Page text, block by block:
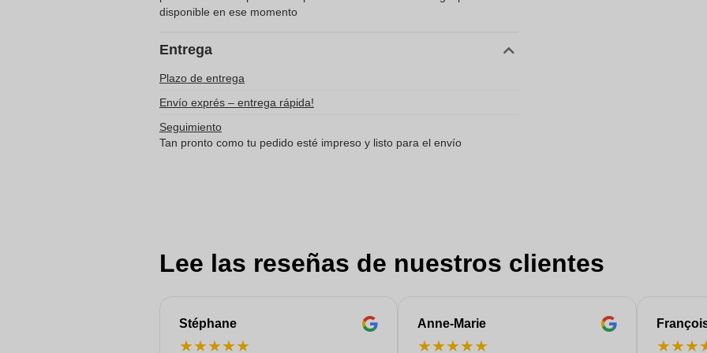
disponible en ese momento
Entrega
Plazo de entrega
Envío exprés – entrega rápida!
Seguimiento
Tan pronto como tu pedido esté impreso y listo para el envío
Lee las reseñas de nuestros clientes
Stéphane
★★★★★
Anne-Marie
★★★★★ ★★★